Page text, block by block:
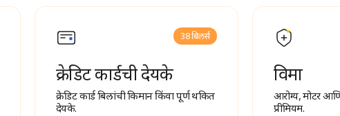
38 बिलर्स
क्रेडिट कार्डची देयके
क्रेडिट कार्ड बिलांची किमान किंवा पूर्ण थकित
देयके.
विमा
आरोग्य, मोटर
प्रीमियम.